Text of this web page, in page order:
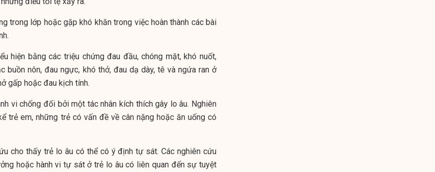
trong lớp hoặc gặp khó khăn trong việc hoàn thành các bài
hiện bằng các triệu chứng đau đầu, chóng mặt, khó nuốt,
buồn nôn, đau ngực, khó thở, đau dạ dày, tê và ngứa ran ở
gấp hoặc đau kịch tính.
vi chống đối bởi một tác nhân kích thích gây lo âu. Nghiên
trẻ em, những trẻ có vấn đề về cân nặng hoặc ăn uống có
cho thấy trẻ lo âu có thể có ý định tự sát. Các nghiên cứu
hoặc hành vi tự sát ở trẻ lo âu có liên quan đến sự tuyệt